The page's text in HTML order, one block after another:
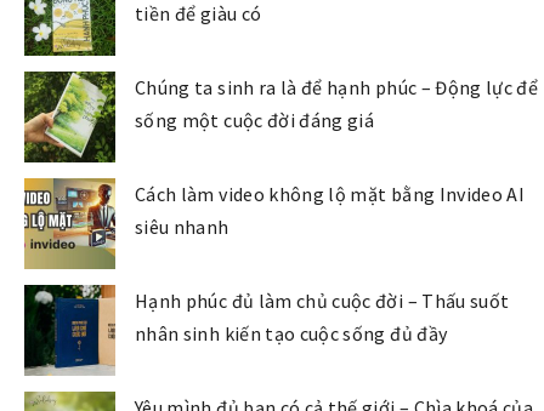
tiền để giàu có
Chúng ta sinh ra là để hạnh phúc – Động lực để
sống một cuộc đời đáng giá
Cách làm video không lộ mặt bằng Invideo AI
siêu nhanh
Hạnh phúc đủ làm chủ cuộc đời – Thấu suốt
nhân sinh kiến tạo cuộc sống đủ đầy